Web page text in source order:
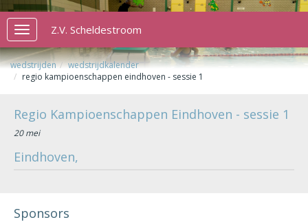
Toggle
navigation
Z.V. Scheldestroom
wedstrijden
wedstrijdkalender
regio kampioenschappen eindhoven - sessie 1
Regio Kampioenschappen Eindhoven - sessie 1
20 mei
Eindhoven,
Sponsors